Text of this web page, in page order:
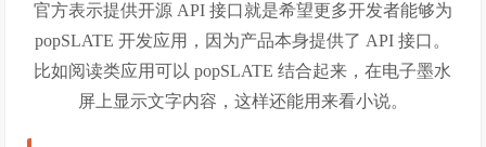
官方表示提供开源 API 接口就是希望更多开发者能够为
popSLATE 开发应用，因为产品本身提供了 API 接口。
比如阅读类应用可以 popSLATE 结合起来，在电子墨水
屏上显示文字内容，这样还能用来看小说。